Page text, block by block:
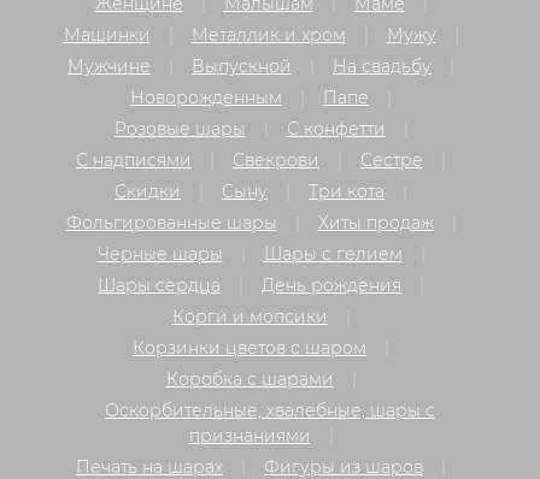
Машинки
Металлик и хром
Мужу
Мужчине
Выпускной
На свадьбу
Новорожденным
Папе
Розовые шары
С конфетти
С надписями
Свекрови
Сестре
Скидки
Сыну
Три кота
Фольгированные шары
Хиты продаж
Черные шары
Шары с гелием
Шары сердца
День рождения
Корги и мопсики
Корзинки цветов с шаром
Коробка с шарами
Оскорбительные, хвалебные, шары с
признаниями
Печать на шарах
Фигуры из шаров